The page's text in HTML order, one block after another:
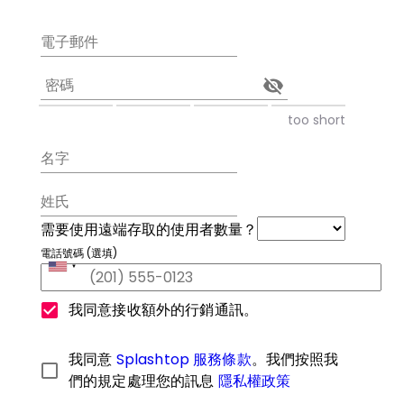
電子郵件
密碼
too short
名字
姓氏
需要使用遠端存取的使用者數量？
電話號碼 (選填)
我同意接收額外的行銷通訊。
我同意 Splashtop 服務條款。我們按照我
們的規定處理您的訊息 隱私權政策